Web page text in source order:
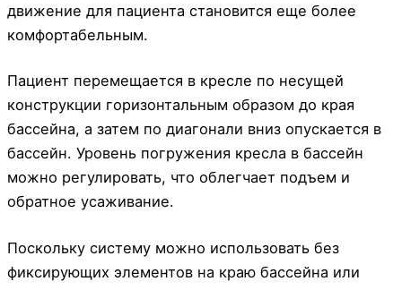
движение для пациента становится еще более
комфортабельным.
Пациент перемещается в кресле по несущей
конструкции горизонтальным образом до края
бассейна, а затем по диагонали вниз опускается в
бассейн. Уровень погружения кресла в бассейн
можно регулировать, что облегчает подъем и
обратное усаживание.
Поскольку систему можно использовать без
фиксирующих элементов на краю бассейна или